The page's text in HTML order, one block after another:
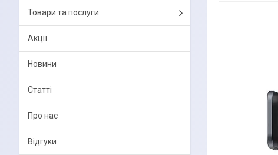
Товари та послуги
Акції
Новини
Статті
Про нас
Відгуки